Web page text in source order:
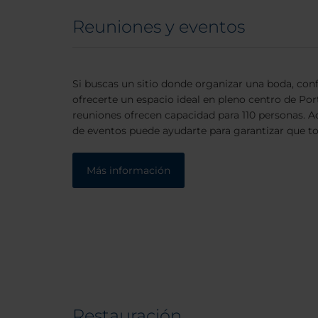
Reuniones y eventos
Si buscas un sitio donde organizar una boda,
ofrecerte un espacio ideal en pleno centro de
reuniones ofrecen capacidad para 110 personas.
de eventos puede ayudarte para garantizar que
Más información